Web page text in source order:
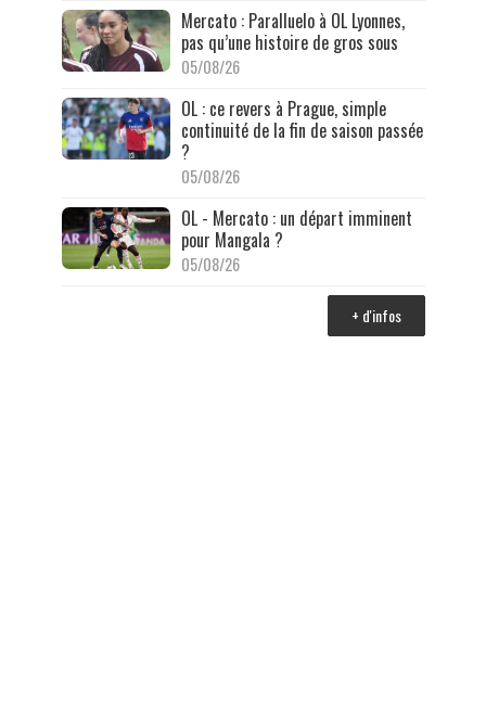
Mercato : Paralluelo à OL Lyonnes,
pas qu’une histoire de gros sous
05/08/26
OL : ce revers à Prague, simple
continuité de la fin de saison passée
?
05/08/26
OL - Mercato : un départ imminent
pour Mangala ?
05/08/26
+ d'infos